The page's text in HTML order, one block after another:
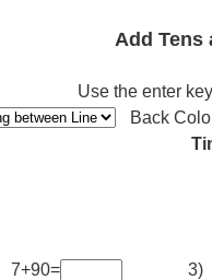
Add Tens
Use the enter
Back
7+90=
3)